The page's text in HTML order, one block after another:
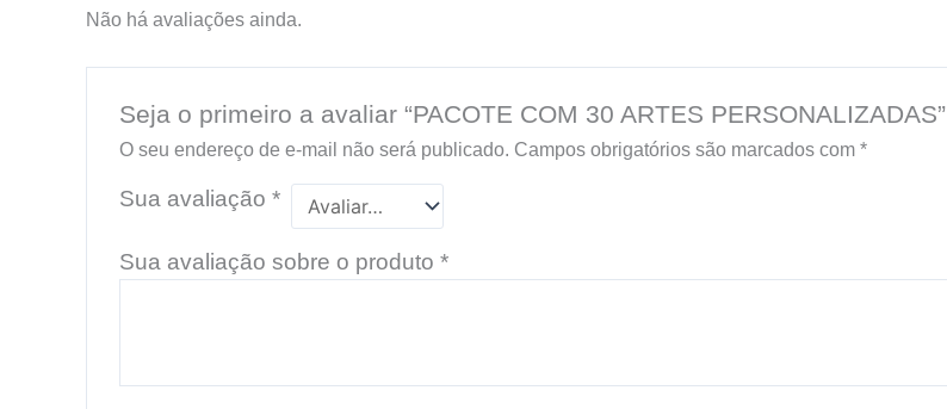
Não há avaliações ainda.
Seja o primeiro a avaliar “PACOTE COM 30 ARTES PERSONALIZADAS”
O seu endereço de e-mail não será publicado. Campos obrigatórios são marcados com *
Sua avaliação *
Sua avaliação sobre o produto *